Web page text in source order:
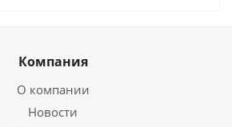
Компания
О компании
Новости